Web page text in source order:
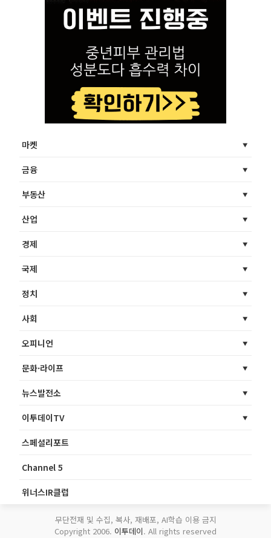
마켓
금융
부동산
산업
경제
국제
정치
사회
오피니언
문화·라이프
뉴스발전소
이투데이TV
스페셜리포트
Channel 5
위너스IR클럽
무단전재 및 수집, 복사, 재배포, AI학습 이용 금지
Copyright 2006. 이투데이. All rights reserved